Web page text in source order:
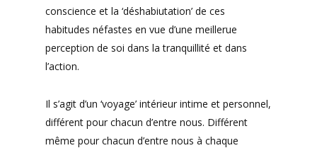
conscience et la ‘déshabiutation’ de ces
habitudes néfastes en vue d’une meillerue
perception de soi dans la tranquillité et dans
l’action.
Il s’agit d’un ‘voyage’ intérieur intime et personnel,
différent pour chacun d’entre nous. Différent
même pour chacun d’entre nous à chaque